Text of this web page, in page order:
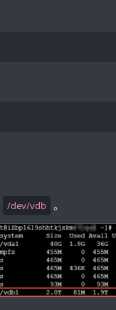
/dev/vdb 。